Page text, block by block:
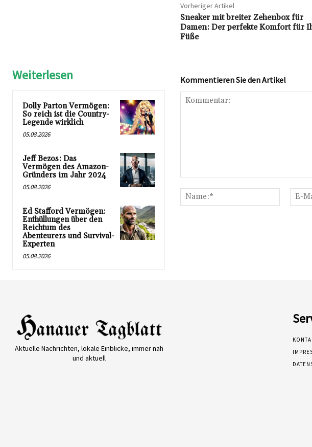
Vorheriger Artikel
Sneaker mit breiter Zehenbox für
Damen: Der perfekte Komfort für
Füße
Weiterlesen
Dolly Parton Vermögen:
So reich ist die Country-
Legende wirklich
05.08.2026
Jeff Bezos: Das
Vermögen des Amazon-
Gründers im Jahr 2024
05.08.2026
Ed Stafford Vermögen:
Enthüllungen über den
Reichtum des
Abenteurers und Survival-
Experten
05.08.2026
Kommentieren Sie den Artikel
Name:*
Aktuelle Nachrichten, lokale Einblicke, immer nah
und aktuell